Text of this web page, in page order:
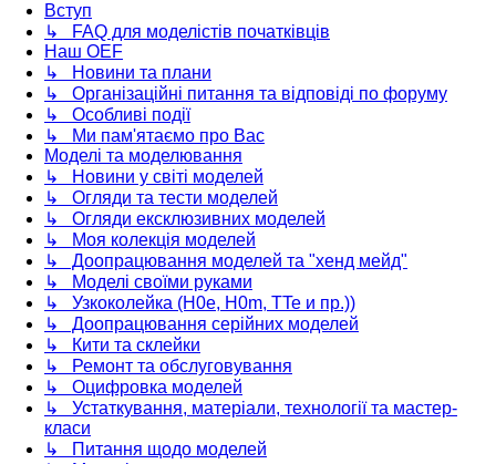
Вступ
↳ FAQ для моделістів початківців
Наш OEF
↳ Новини та плани
↳ Організаційні питання та відповіді по форуму
↳ Особливі події
↳ Ми пам'ятаємо про Вас
Моделі та моделювання
↳ Новини у світі моделей
↳ Огляди та тести моделей
↳ Огляди ексклюзивних моделей
↳ Моя колекція моделей
↳ Доопрацювання моделей та "хенд мейд"
↳ Моделі своїми руками
↳ Узкоколейка (H0e, H0m, TTe и пр.))
↳ Доопрацювання серійних моделей
↳ Кити та склейки
↳ Ремонт та обслуговування
↳ Оцифровка моделей
↳ Устаткування, матеріали, технології та мастер-
класи
↳ Питання щодо моделей